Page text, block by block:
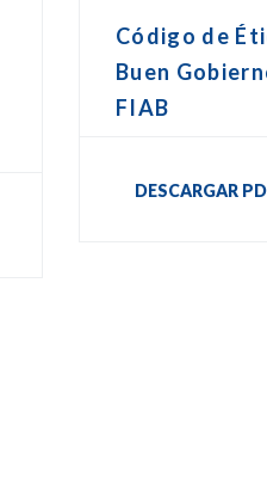
Código de
Buen
FIAB
DESCARGAR